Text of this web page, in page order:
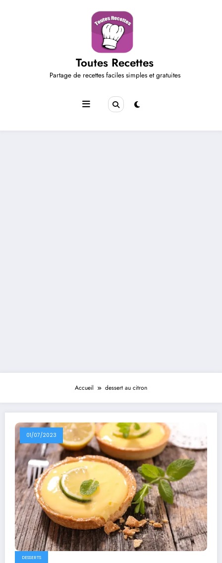
Toutes Recettes
Partage de recettes faciles simples et gratuites
Accueil dessert au citron
01/07/2023
DESSERTS